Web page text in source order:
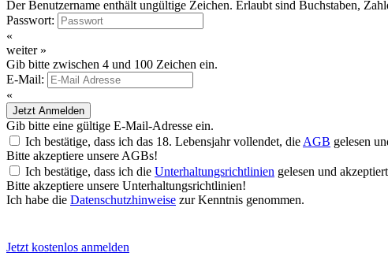
Der Benutzername enthält ungültige Zeichen. Erlaubt sind Buchstaben,
Passwort:
«
weiter »
Gib bitte zwischen 4 und 100 Zeichen ein.
E-Mail:
«
Jetzt Anmelden
Gib bitte eine gültige E-Mail-Adresse ein.
Ich bestätige, dass ich das 18. Lebensjahr vollendet, die AGB gelesen
Bitte akzeptiere unsere AGBs!
Ich bestätige, dass ich die Unterhaltungsrichtlinien gelesen und
Bitte akzeptiere unsere Unterhaltungsrichtlinien!
Ich habe die Datenschutzhinweise zur Kenntnis genommen.
Jetzt kostenlos anmelden